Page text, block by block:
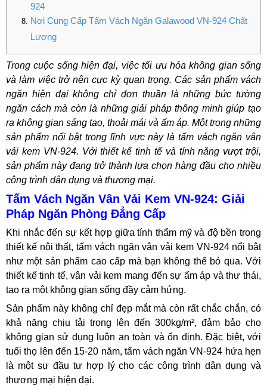
924
Nơi Cung Cấp Tấm Vách Ngăn Galawood VN-924 Chất
Lượng
Trong cuộc sống hiện đại, việc tối ưu hóa không gian sống
và làm việc trở nên cực kỳ quan trọng. Các sản phẩm vách
ngăn hiện đại không chỉ đơn thuần là những bức tường
ngăn cách mà còn là những giải pháp thông minh giúp tạo
ra không gian sáng tạo, thoải mái và ấm áp. Một trong những
sản phẩm nổi bật trong lĩnh vực này là tấm vách ngăn vân
vải kem VN-924. Với thiết kế tinh tế và tính năng vượt trội,
sản phẩm này đang trở thành lựa chọn hàng đầu cho nhiều
công trình dân dụng và thương mại.
Tấm Vách Ngăn Vân Vải Kem VN-924: Giải
Pháp Ngăn Phòng Đẳng Cấp
Khi nhắc đến sự kết hợp giữa tính thẩm mỹ và độ bền trong
thiết kế nội thất, tấm vách ngăn vân vải kem VN-924 nổi bật
như một sản phẩm cao cấp mà bạn không thể bỏ qua. Với
thiết kế tinh tế, vân vải kem mang đến sự ấm áp và thư thái,
tạo ra một không gian sống đầy cảm hứng.
Sản phẩm này không chỉ đẹp mắt mà còn rất chắc chắn, có
khả năng chịu tải trọng lên đến 300kg/m², đảm bảo cho
không gian sử dụng luôn an toàn và ổn định. Đặc biệt, với
tuổi thọ lên đến 15-20 năm, tấm vách ngăn VN-924 hứa hẹn
là một sự đầu tư hợp lý cho các công trình dân dụng và
thương mại hiện đại.